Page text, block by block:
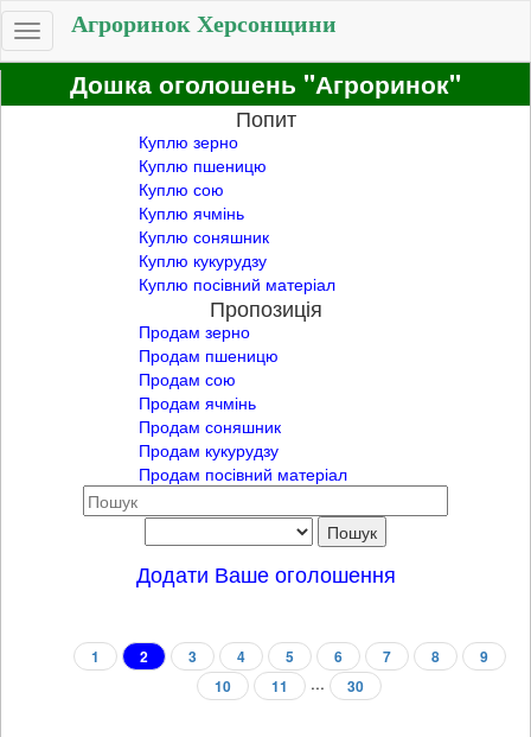
Toggle
navigation
Агроринок Херсонщини
Дошка оголошень "Агроринок"
Попит
Куплю зерно
Куплю пшеницю
Куплю сою
Куплю ячмінь
Куплю соняшник
Куплю кукурудзу
Куплю посівний матеріал
Пропозиція
Продам зерно
Продам пшеницю
Продам сою
Продам ячмінь
Продам соняшник
Продам кукурудзу
Продам посівний матеріал
Додати Ваше оголошення
1 2 3 4 5 6 7 8
9
10
11 ... 30